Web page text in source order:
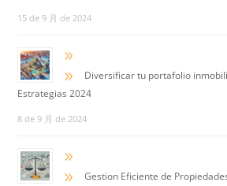
15 de 9 月 de 2024
9
9
Diversificar tu portafolio
Estrategias 2024
8 de 9 月 de 2024
9
9
Gestion Eficiente de